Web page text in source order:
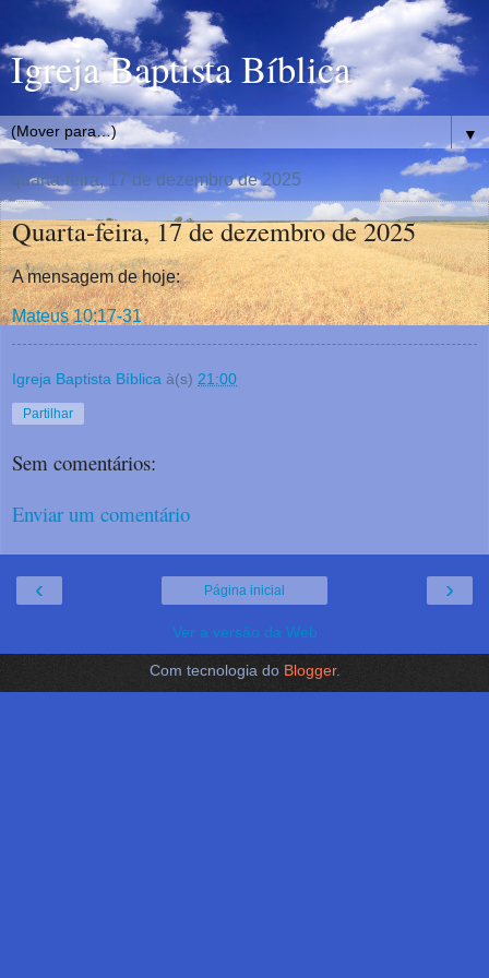
Igreja Baptista Bíblica
▼
quarta-feira, 17 de dezembro de 2025
Quarta-feira, 17 de dezembro de 2025
A mensagem de hoje:
Mateus 10:17-31
Igreja Baptista Bíblica à(s) 21:00
Partilhar
Sem comentários:
Enviar um comentário
‹ ›
Página inicial
Ver a versão da Web
Com tecnologia do Blogger.